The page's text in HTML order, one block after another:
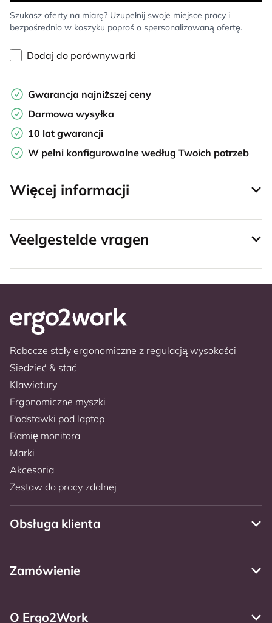
Szukasz oferty na miarę? Uzupełnij swoje miejsce pracy i
bezpośrednio w koszyku poproś o spersonalizowaną ofertę.
Dodaj do porównywarki
Gwarancja najniższej ceny
Darmowa wysyłka
10 lat gwarancji
W pełni konfigurowalne według Twoich potrzeb
Więcej informacji
Veelgestelde vragen
Robocze stoły ergonomiczne z regulacją wysokości
Siedzieć & stać
Klawiatury
Ergonomiczne myszki
Podstawki pod laptop
Ramię monitora
Marki
Akcesoria
Zestaw do pracy zdalnej
Obsługa klienta
Zamówienie
O Ergo2Work